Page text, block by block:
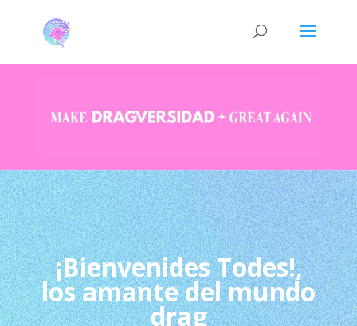
¡Bienvenides Todes!,
los amante del mundo
drag